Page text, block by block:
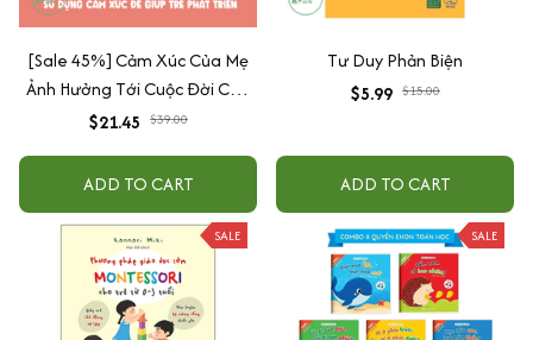
[Sale 45%] Cảm Xúc Của Mẹ
Ảnh Hưởng Tới Cuộc Đời Của
Con
$21.45 $39.00
ADD TO CART
Tư Duy Phản Biện
$5.99 $15.00
ADD TO CART
SALE SALE